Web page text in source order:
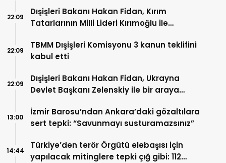
Dışişleri Bakanı Hakan Fidan, Kırım
Tatarlarının Milli Lideri Kırımoğlu ile
22:09
TBMM Dışişleri Komisyonu 3 kanun teklifini
kabul etti
22:09
Dışişleri Bakanı Hakan Fidan, Ukrayna
Devlet Başkanı Zelenskiy ile bir araya
22:09
İzmir Barosu’ndan Ankara’daki gözaltılara
sert tepki: “Savunmayı susturamazsınız”
13:00
Türkiye’den terör Örgütü elebaşısı için
yapılacak mitinglere tepki çığ gibi: 112
14:44